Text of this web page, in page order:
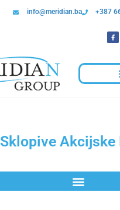
info@meridian.ba +387
Sklopive Akcijske